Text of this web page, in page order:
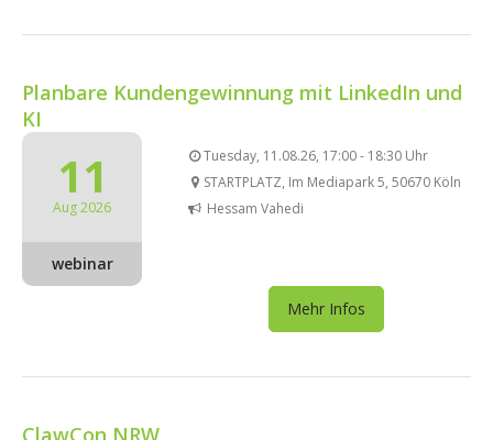
Planbare Kundengewinnung mit LinkedIn und
KI
11
Aug 2026
webinar
Tuesday, 11.08.26, 17:00 - 18:30 Uhr
STARTPLATZ, Im Mediapark 5, 50670 Köln
Hessam Vahedi
Mehr Infos
ClawCon NRW